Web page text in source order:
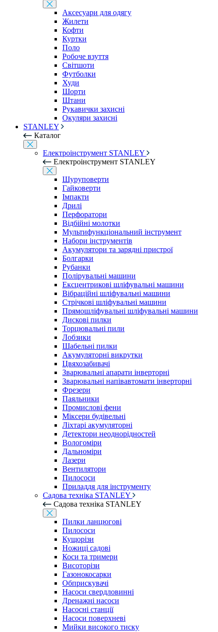
Аксесуари для одягу
Жилети
Кофти
Куртки
Поло
Робоче взуття
Світшоти
Футболки
Худи
Шорти
Штани
Рукавички захисні
Окуляри захисні
STANLEY
Каталог
Електроінструмент STANLEY
Електроінструмент STANLEY
Шуруповерти
Гайковерти
Імпакти
Дрилі
Перфоратори
Відбійні молотки
Мультифункціональний інструмент
Набори інструментів
Акумулятори та зарядні пристрої
Болгарки
Рубанки
Полірувальні машини
Ексцентрикові шліфувальні машини
Вібраційні шліфувальні машини
Стрічкові шліфувальні машини
Прямошліфувальні шліфувальні машини
Дискові пилки
Торцювальні пили
Лобзики
Шабельні пилки
Акумуляторні викрутки
Цвяхозабивачі
Зварювальні апарати інверторні
Зварювальні напівавтомати інверторні
Фрезери
Паяльники
Промислові фени
Міксери будівельні
Ліхтарі акумуляторні
Детектори неоднорідностей
Вологоміри
Дальноміри
Лазери
Вентилятори
Пилососи
Приладдя для інструменту
Садова техніка STANLEY
Садова техніка STANLEY
Пилки ланцюгові
Пилососи
Кущорізи
Ножиці садові
Коси та тримери
Висоторізи
Газонокосарки
Обприскувачі
Насоси свердловинні
Дренажні насоси
Насосні станції
Насоси поверхневі
Мийки високого тиску